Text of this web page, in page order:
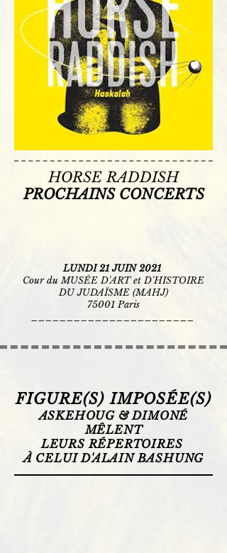
HORSE RADDISH
PROCHAINS CONCERTS
LUNDI 21 JUIN 2021
Cour du MUSÉE D'ART et D'HISTOIRE
DU JUDAÏSME (MAHJ)
75001 Paris
FIGURE(S) IMPOSÉE(S)
ASKEHOUG & DIMONÉ
MÊLENT
LEURS RÉPERTOIRES
À CELUI D'ALAIN BASHUNG